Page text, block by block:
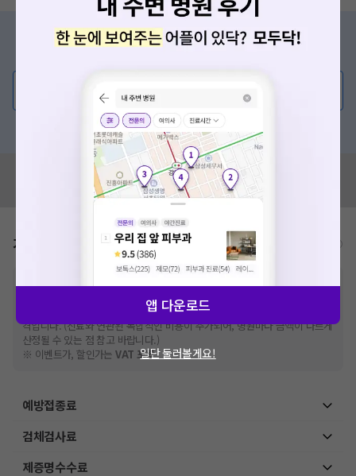
증상/치료, 궁금한 점이 있나요?
💬 무엇이든 물어보세요
혹은, 의료상담 서비스에 다양한 게시글 보러가기
혹시 잘못된 병원정보가 있나요?
모두닥 팀에 알려주세요!
가격표 비급여/급여 진료란?
※비급여 항목의 경우,추가비용 등으로 실제 가격과 상이할 수 있으니, 정확
한 가격은 해당 의료기관에 직접 문의해주세요.
건강보험심사평가원에 고지되어 있는 급여 진료 기준 가
격입니다. (진료와 연관된 복합적인 비용이 추가되어, 병원마다 금액이 다르게
산정될 수 있는 점 참고 바랍니다.)
※ 이벤트가, 할인가는VAT 포함
예방접종료
검체검사료
제증명수수료
앱 다운로드
일단 둘러볼게요!